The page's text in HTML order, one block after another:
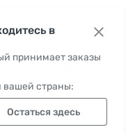
в
принимает заказы
вашей страны:
Остаться здесь
Секреты обольщения Клеопатры